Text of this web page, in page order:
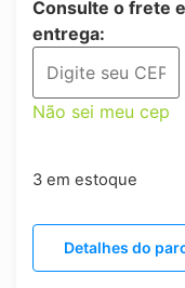
Consulte o frete
entrega:
Não sei meu cep
3 em estoque
Detalhes do